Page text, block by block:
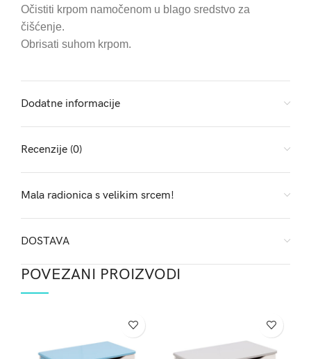
Očistiti krpom namočenom u blago sredstvo za
čišćenje.
Obrisati suhom krpom.
Dodatne informacije
Recenzije (0)
Mala radionica s velikim srcem!
DOSTAVA
POVEZANI PROIZVODI